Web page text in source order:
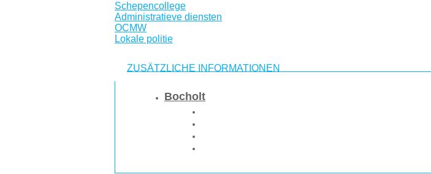
Schepencollege
Administratieve diensten
OCMW
Lokale politie
ZUSÄTZLICHE INFORMATIONEN
Bocholt